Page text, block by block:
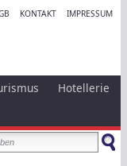
KONTAKT IMPRESSUM
Hotellerie